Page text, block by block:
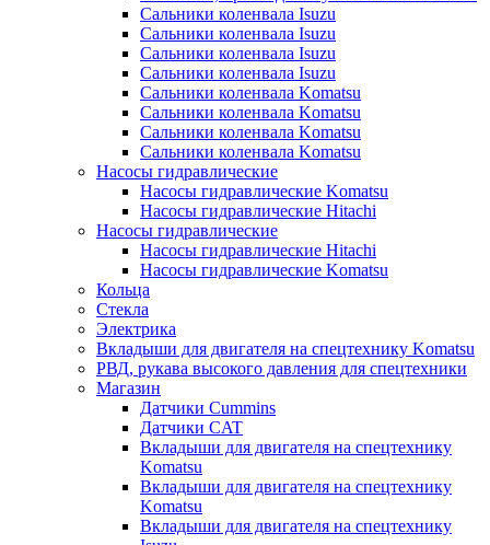
Сальники коленвала Isuzu
Сальники коленвала Isuzu
Сальники коленвала Isuzu
Сальники коленвала Isuzu
Сальники коленвала Komatsu
Сальники коленвала Komatsu
Сальники коленвала Komatsu
Сальники коленвала Komatsu
Насосы гидравлические
Насосы гидравлические Komatsu
Насосы гидравлические Hitachi
Насосы гидравлические
Насосы гидравлические Hitachi
Насосы гидравлические Komatsu
Кольца
Стекла
Электрика
Вкладыши для двигателя на спецтехнику Komatsu
РВД, рукава высокого давления для спецтехники
Магазин
Датчики Cummins
Датчики CAT
Вкладыши для двигателя на спецтехнику
Komatsu
Вкладыши для двигателя на спецтехнику
Komatsu
Вкладыши для двигателя на спецтехнику